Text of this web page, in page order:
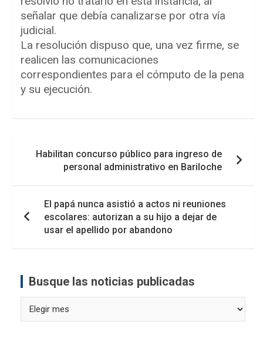
señalar que debía canalizarse por otra vía
judicial.
La resolución dispuso que, una vez firme, se
realicen las comunicaciones
correspondientes para el cómputo de la pena
y su ejecución.
entradas
Habilitan concurso público para ingreso de
personal administrativo en Bariloche
El papá nunca asistió a actos ni reuniones
escolares: autorizan a su hijo a dejar de
usar el apellido por abandono
Busque las noticias publicadas
las